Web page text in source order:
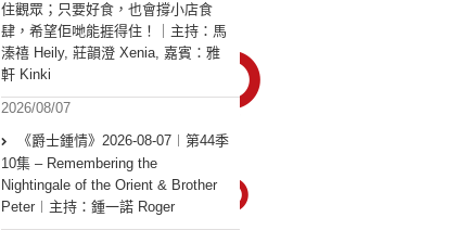
住觀眾；只要好食，也會撐小店食
肆，希望佢哋能捱得住！｜主持：馬
溱禧 Heily, 莊韻澄 Xenia, 嘉賓：雅
軒 Kinki
2026/08/07
《爵士鍾情》2026-08-07︱第44季
10集 – Remembering the
Nightingale of the Orient & Brother
Peter︱主持：鍾一諾 Roger